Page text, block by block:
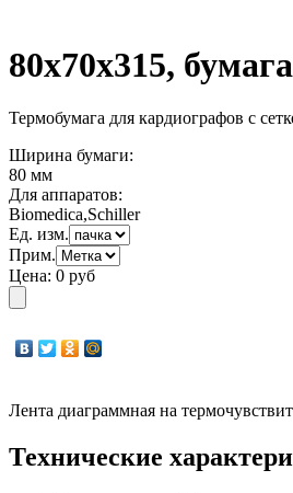
80х70х315,
Термобумага для кардиографов с
Ширина бумаги:
80 мм
Для аппаратов:
Biomedica,Schiller
Ед. изм.
Прим.
Цена: 0 руб
Лента диаграммная на
Технические